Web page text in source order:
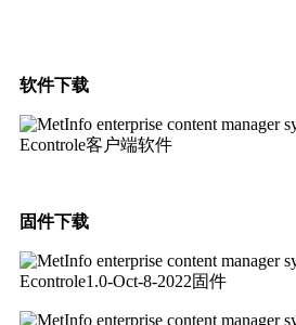
软件下载
Econtrole客户端软件
固件下载
Econtrole1.0-Oct-8-2022固件